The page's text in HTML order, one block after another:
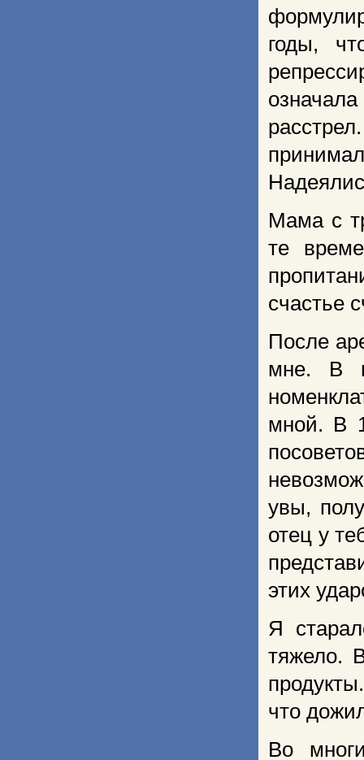
годы,
Мама с
те
счастье
После
мне. В
мной. В
увы,
отец у
этих
Я
тяжело.
что
Во